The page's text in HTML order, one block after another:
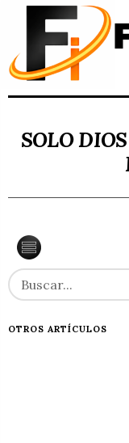
SOLO
OTROS ARTÍCULOS